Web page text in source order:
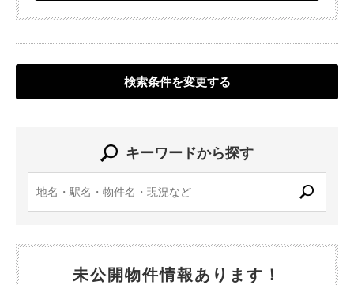
検索条件を変更する
キーワードから探す
未公開物件情報あります！